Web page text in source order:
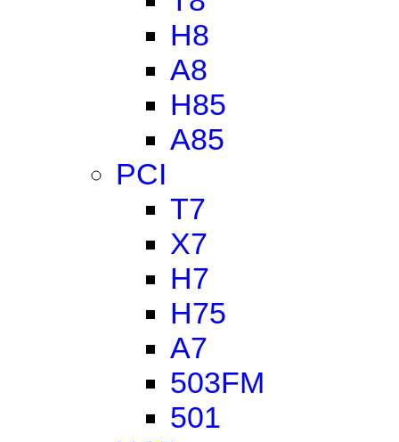
H8
A8
H85
A85
PCI
T7
X7
H7
H75
A7
503FM
501